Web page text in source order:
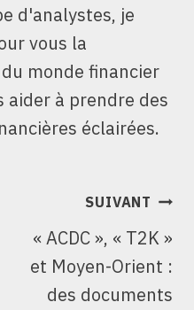
d'analystes, je
vous la
monde financier
aider à prendre des
éclairées.
SUIVANT
« ACDC », « T2K »
et Moyen-Orient :
des documents